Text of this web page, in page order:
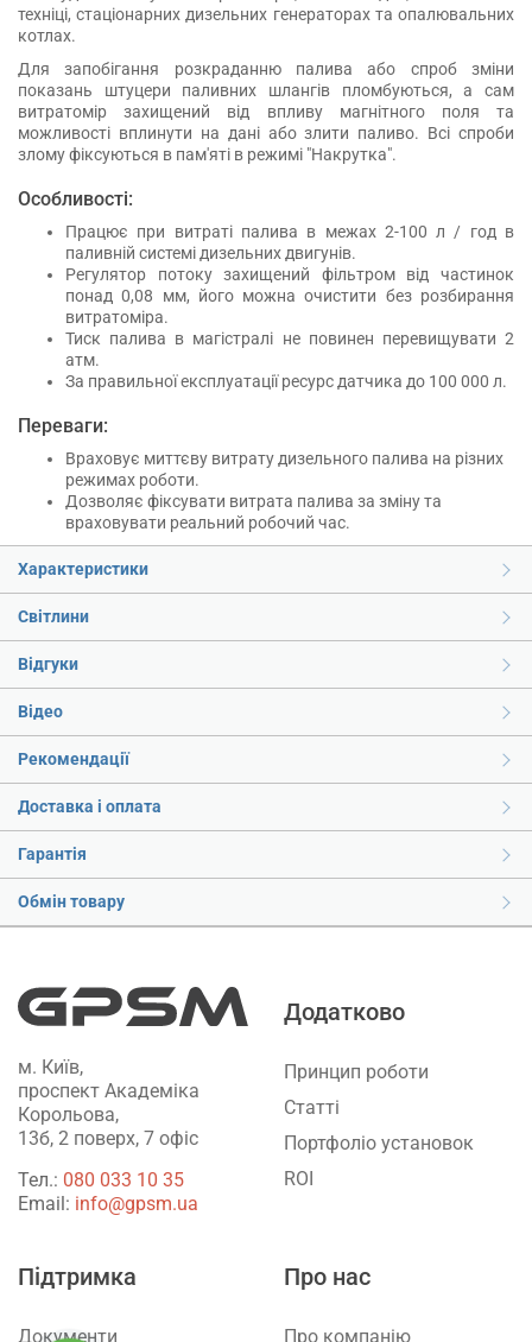
техніці, стаціонарних дизельних генераторах та опалювальних
котлах.
Для запобігання розкраданню палива або спроб зміни
показань штуцери паливних шлангів пломбуються, а сам
витратомір захищений від впливу магнітного поля та
можливості вплинути на дані або злити паливо. Всі спроби
злому фіксуються в пам'яті в режимі "Накрутка".
Особливості:
Працює при витраті палива в межах 2-100 л / год в
паливній системі дизельних двигунів.
Регулятор потоку захищений фільтром від частинок
понад 0,08 мм, його можна очистити без розбирання
витратоміра.
Тиск палива в магістралі не повинен перевищувати 2
атм.
За правильної експлуатації ресурс датчика до 100 000 л.
Переваги:
Враховує миттєву витрату дизельного палива на різних
режимах роботи.
Дозволяє фіксувати витрата палива за зміну та
враховувати реальний робочий час.
Характеристики
Світлини
Відгуки
Відео
Рекомендації
Доставка і оплата
Гарантія
Обмін товару
м. Київ,
проспект Академіка
Корольова,
13б, 2 поверх, 7 офіс
Тел.: ‎080 033 10 35
Email: info@gpsm.ua
Додатково
Принцип роботи
Статті
Портфоліо установок
ROI
Підтримка
Документи
Про нас
Про компанію